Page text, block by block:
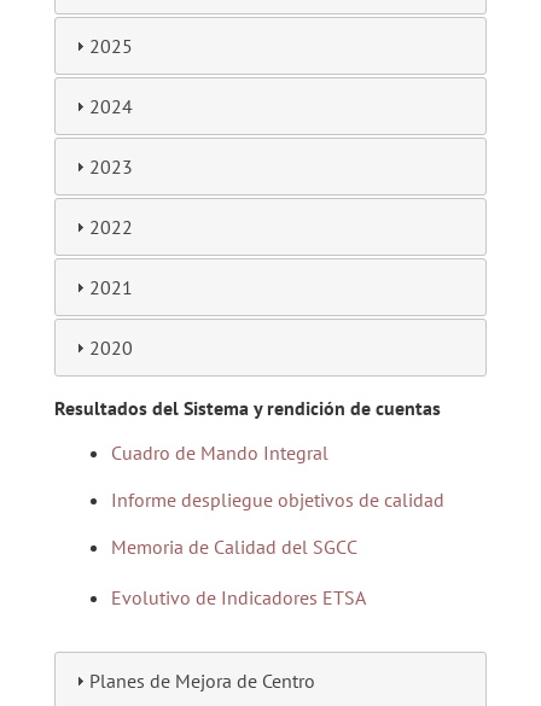
2025
2024
2023
2022
2021
2020
Resultados del Sistema y rendición de cuentas
Cuadro de Mando Integral
Informe despliegue objetivos de calidad
Memoria de Calidad del SGCC
Evolutivo de Indicadores ETSA
Planes de Mejora de Centro